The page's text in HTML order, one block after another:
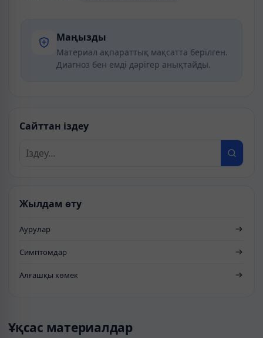
Маңызды
Материал ақпараттық мақсатта берілген.
Диагноз бен емді дәрігер анықтайды.
Сайттан іздеу
Жылдам өту
Аурулар
Симптомдар
Алғашқы көмек
Ұқсас материалдар